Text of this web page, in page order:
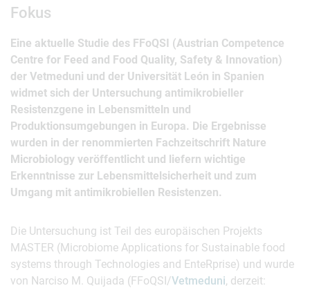
Fokus
Eine aktuelle Studie des FFoQSI (Austrian Competence
Centre for Feed and Food Quality, Safety & Innovation)
der Vetmeduni und der Universität León in Spanien
widmet sich der Untersuchung antimikrobieller
Resistenzgene in Lebensmitteln und
Produktionsumgebungen in Europa. Die Ergebnisse
wurden in der renommierten Fachzeitschrift Nature
Microbiology veröffentlicht und liefern wichtige
Erkenntnisse zur Lebensmittelsicherheit und zum
Umgang mit antimikrobiellen Resistenzen.
Die Untersuchung ist Teil des europäischen Projekts
MASTER (Microbiome Applications for Sustainable food
systems through Technologies and EnteRprise) und wurde
von Narciso M. Quijada (FFoQSI/Vetmeduni, derzeit: